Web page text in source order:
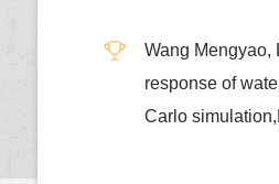
Wang Mengyao,
response of
Carlo